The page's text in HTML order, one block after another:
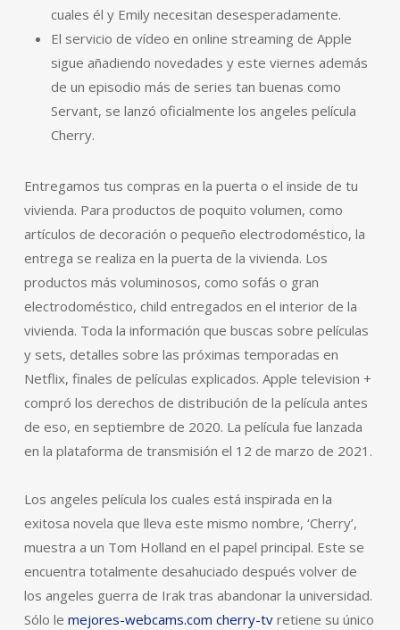
cuales él y Emily necesitan desesperadamente.
El servicio de vídeo en online streaming de Apple
sigue añadiendo novedades y este viernes además
de un episodio más de series tan buenas como
Servant, se lanzó oficialmente los angeles película
Cherry.
Entregamos tus compras en la puerta o el inside de tu
vivienda. Para productos de poquito volumen, como
artículos de decoración o pequeño electrodoméstico, la
entrega se realiza en la puerta de la vivienda. Los
productos más voluminosos, como sofás o gran
electrodoméstico, child entregados en el interior de la
vivienda. Toda la información que buscas sobre películas
y sets, detalles sobre las próximas temporadas en
Netflix, finales de películas explicados. Apple television +
compró los derechos de distribución de la película antes
de eso, en septiembre de 2020. La película fue lanzada
en la plataforma de transmisión el 12 de marzo de 2021.
Los angeles película los cuales está inspirada en la
exitosa novela que lleva este mismo nombre, ‘Cherry’,
muestra a un Tom Holland en el papel principal. Este se
encuentra totalmente desahuciado después volver de
los angeles guerra de Irak tras abandonar la universidad.
Sólo le mejores-webcams.com cherry-tvretiene su único